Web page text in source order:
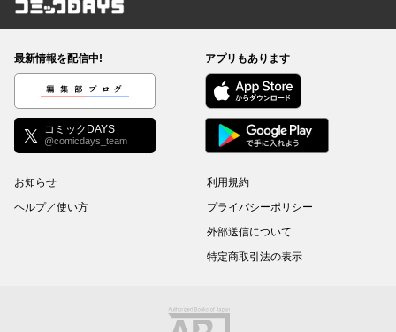
コミックDAYS
最新情報を配信中!
編集部ブログ
コミックDAYS
@comicdays_team
アプリもあります
お知らせ
ヘルプ／使い方
利用規約
プライバシーポリシー
外部送信について
特定商取引法の表示